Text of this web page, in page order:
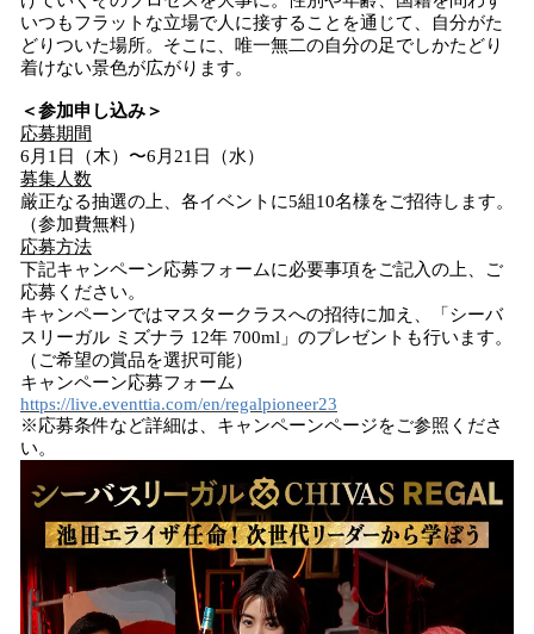
いつもフラットな立場で人に接することを通じて、自分がた
どりついた場所。そこに、唯一無二の自分の足でしかたどり
着けない景色が広がります。
＜参加申し込み＞
応募期間
6月1日（木）〜6月21日（水）
募集人数
厳正なる抽選の上、各イベントに5組10名様をご招待します。
（参加費無料）
応募方法
下記キャンペーン応募フォームに必要事項をご記入の上、ご
応募ください。
キャンペーンではマスタークラスへの招待に加え、「シーバ
スリーガル ミズナラ 12年 700ml」のプレゼントも行います。
（ご希望の賞品を選択可能）
キャンペーン応募フォーム
https://live.eventtia.com/en/regalpioneer23
※応募条件など詳細は、キャンペーンページをご参照くださ
い。